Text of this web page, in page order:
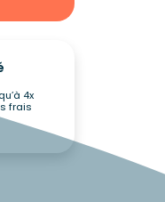
4x
frais